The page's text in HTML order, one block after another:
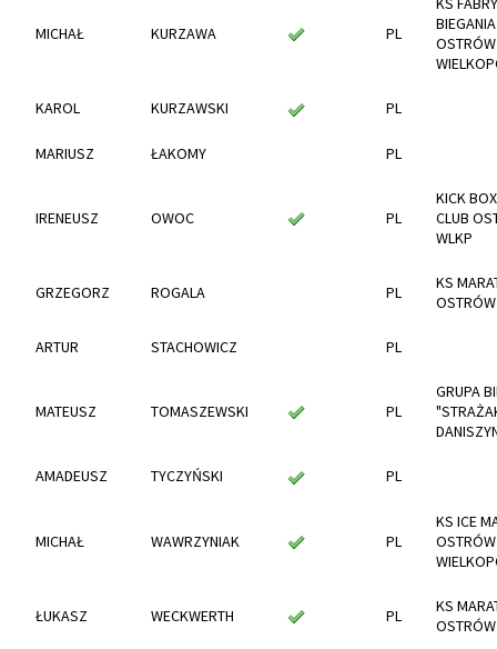
MICHAŁ KURZAWA PL
BIEGANIA
OSTRÓW
KAROL KURZAWSKI PL
MARIUSZ ŁAKOMY PL
IRENEUSZ OWOC PL
KICK
CLUB
WLKP
GRZEGORZ ROGALA PL
KS
ARTUR STACHOWICZ PL
MATEUSZ TOMASZEWSKI PL
GRUPA
AMADEUSZ TYCZYŃSKI PL
MICHAŁ WAWRZYNIAK PL
KS ICE
OSTRÓW
ŁUKASZ WECKWERTH PL
KS